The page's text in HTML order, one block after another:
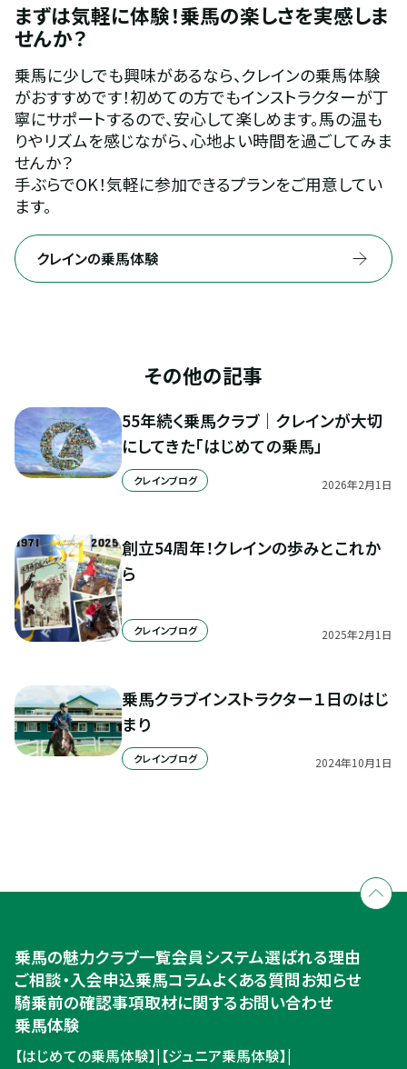
まずは気軽に体験！乗馬の楽しさを実感しま
せんか？
乗馬に少しでも興味があるなら、クレインの乗馬体験
がおすすめです！初めての方でもインストラクターが丁
寧にサポートするので、安心して楽しめます。馬の温も
りやリズムを感じながら、心地よい時間を過ごしてみま
せんか？
手ぶらでOK！気軽に参加できるプランをご用意してい
ます。
クレインの乗馬体験
その他の記事
55年続く乗馬クラブ｜クレインが大切
にしてきた「はじめての乗馬」
クレインブログ 2026年2月1 日
創立54周年！クレインの歩みとこれか
ら
クレインブログ 2025年2月1 日
乗馬クラブインストラクター１日のはじ
まり
クレインブログ 2024年10月1 日
入会のご相談・申込
ご相談・入会申込
乗馬の魅力クラブ一覧会員システム選ばれる理由
ご相談・入会申込乗馬コラムよくある質問お知らせ
騎乗前の確認事項取材に関するお問い合わせ
乗馬体験
【はじめての乗馬体験】| 【ジュニア乗馬体験】|